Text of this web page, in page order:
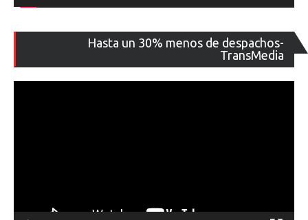
Hasta un 30% menos de despachos-
TransMedia
de